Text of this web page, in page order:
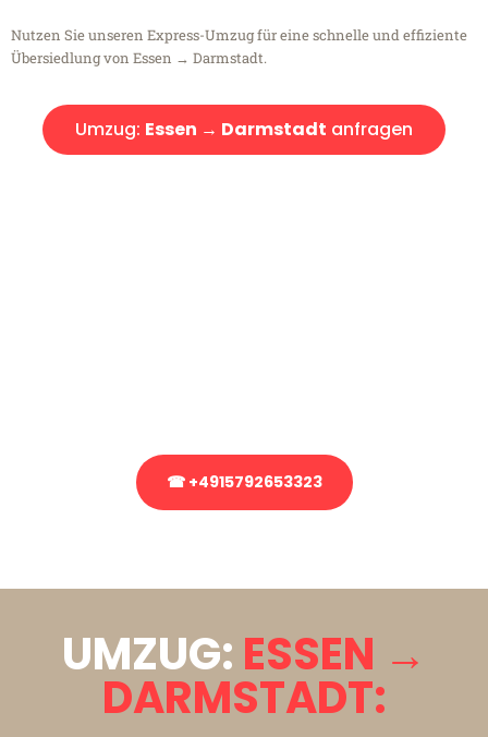
Nutzen Sie unseren Express-Umzug für eine schnelle und effiziente
Übersiedlung von Essen → Darmstadt.
Umzug: Essen → Darmstadt anfragen
☎ +4915792653323
UMZUG: ESSEN →
DARMSTADT: